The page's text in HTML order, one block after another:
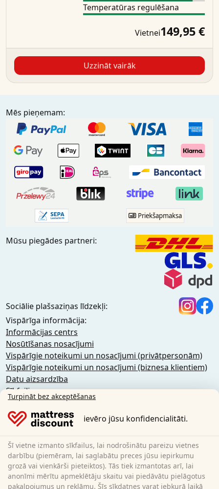
Temperatūras regulēšana
Vietnei149,95 €
Uzzināt vairāk
Mēs pieņemam:
Priekšapmaksa
Mūsu piegādes partneri:
Sociālie plašsaziņas līdzekļi:
Vispārīga informācija:
Informācijas centrs
Nosūtīšanas nosacījumi
Vispārīgie noteikumi un nosacījumi (privātpersonām)
Vispārīgie noteikumi un nosacījumi (biznesa klientiem)
Datu aizsardzība
Sīkfaili
Atcelšanas politika
Imprint
Līguma atcelšana
Sleezzz GmbH
Grebbener Str. 7
52525 Heinsberg
Turpināt bez akceptēšanas
ievēro jūsu konfidencialitāti.
Šī vietne izmanto sīkfailus, lai nodrošinātu pareizu vietnes
darbību (piemēram, lai saglabātu preces jūsu iepirkumu
grozā vai vienkārši pieteiktos). Tās tiek izmantotas arī, lai
anonīmi mērītu apmeklētāju skaitu vai piedāvātu pielāgotus
pakalpojumus un reklāmu. Šīs sīkdatnes varat jebkurā laikā